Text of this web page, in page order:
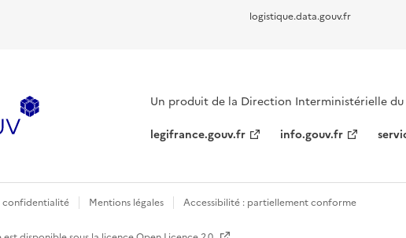
logistique.data.gouv.fr
Un produit de la Direction Interministérielle du
legifrance.gouv.fr
info.gouv.fr
confidentialité Mentions légales Accessibilité : partiellement conforme